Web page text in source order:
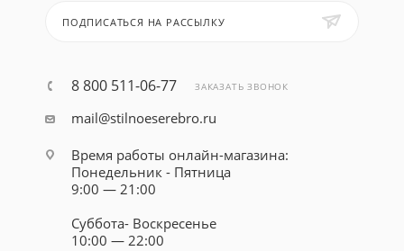
ПОДПИСАТЬСЯ НА РАССЫЛКУ
8 800 511-06-77 ЗАКАЗАТЬ ЗВОНОК
mail@stilnoeserebro.ru
Время работы онлайн-магазина:
Понедельник - Пятница
9:00 — 21:00
Суббота- Воскресенье
10:00 — 22:00